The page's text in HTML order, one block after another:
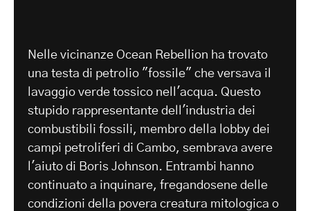
Nelle vicinanze Ocean Rebellion ha trovato
una testa di petrolio "fossile" che versava il
lavaggio verde tossico nell'acqua. Questo
stupido rappresentante dell'industria dei
combustibili fossili, membro della lobby dei
campi petroliferi di Cambo, sembrava avere
l'aiuto di Boris Johnson. Entrambi hanno
continuato a inquinare, fregandosene delle
condizioni della povera creatura mitologica o